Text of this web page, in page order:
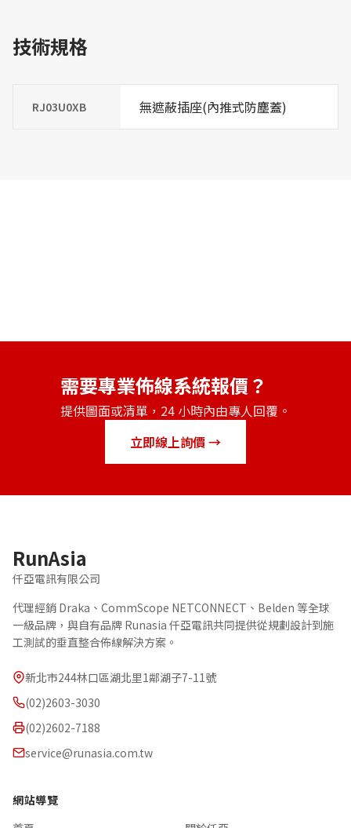
技術規格
RJ03U0XB 無遮蔽插座(內推式防塵蓋)
需要專業佈線系統報價？
提供圖面或清單，24 小時內由專人回覆。
立即線上詢價 →
RunAsia
仟亞電訊有限公司
代理經銷 Draka、CommScope NETCONNECT、Belden 等全球
一級品牌，與自有品牌 Runasia 仟亞電訊共同提供從規劃設計到施
工測試的垂直整合佈線解決方案。
新北市244林口區湖北里1鄰湖子7-11號
(02)2603-3030
(02)2602-7188
service@runasia.com.tw
網站導覽